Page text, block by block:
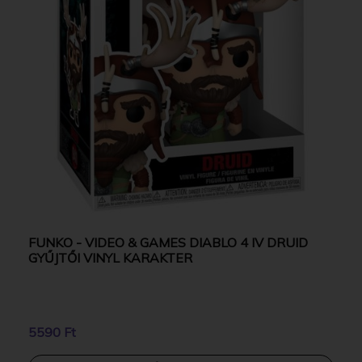
FUNKO - VIDEO & GAMES DIABLO 4 IV DRUID
GYŰJTŐI VINYL KARAKTER
5590 Ft